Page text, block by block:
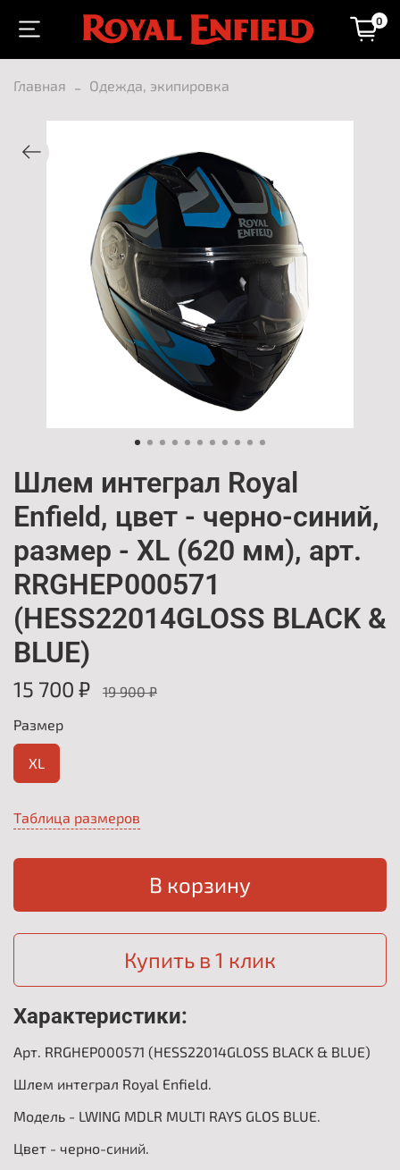
0
Главная Одежда, экипировка
Шлем интеграл Royal
Enfield, цвет - черно-синий,
размер - XL (620 мм), арт.
RRGHEP000571
(HESS22014GLOSS BLACK &
BLUE)
15 700 ₽ 19 900 ₽
Таблица размеров
В корзину
Купить в 1 клик
Размер
XL
Характеристики:
Арт. RRGHEP000571 (HESS22014GLOSS BLACK & BLUE)
Шлем интеграл Royal Enfield.
Модель - LWING MDLR MULTI RAYS GLOS BLUE.
Цвет - черно-синий.